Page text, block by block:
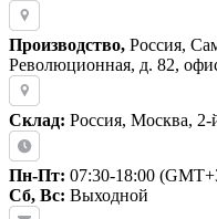
Производство, Россия,
Революционная, д. 82,
Склад: Россия, Москва, 2-
Пн-Пт: 07:30-18:00
Сб, Вс: Выходной